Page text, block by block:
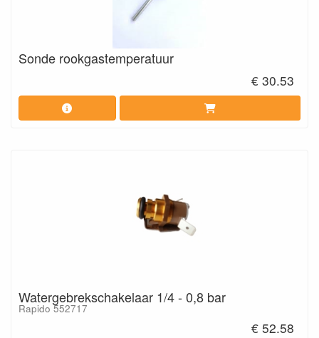
Sonde rookgastemperatuur
€ 30.53
Watergebrekschakelaar 1/4 - 0,8 bar
Rapido 552717
€ 52.58